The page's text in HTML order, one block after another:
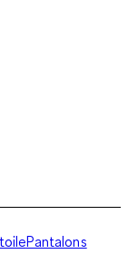
Pantalons